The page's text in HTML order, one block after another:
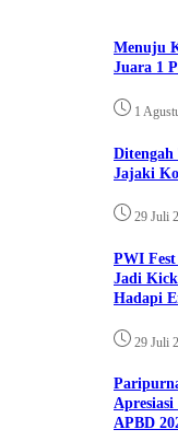
Menuju
Juara 1
1
Ditengah
Jajaki
29 Juli
PWI
Jadi
Hadapi
29 Juli
Apresiasi
APBD